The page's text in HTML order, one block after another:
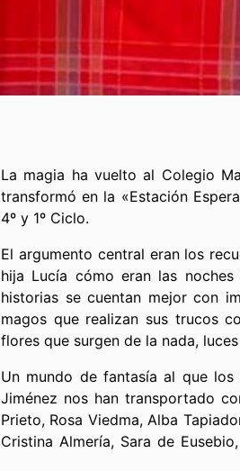
La magia ha vuelto al Colegio
transformó en la «Estación
4º y 1º Ciclo.
El argumento central eran los
hija Lucía cómo eran las
historias se cuentan mejor con
magos que realizan sus trucos
flores que surgen de la nada,
Un mundo de fantasía al que
Jiménez nos han transportado
Prieto, Rosa Viedma, Alba
Cristina Almería, Sara de